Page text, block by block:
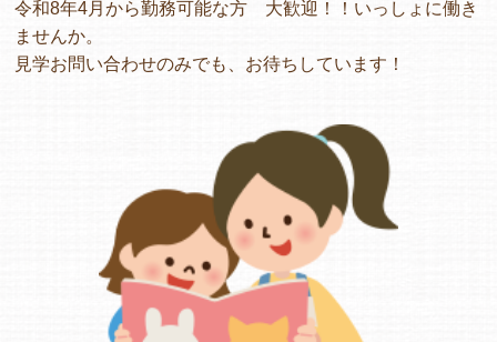
令和8年4月から勤務可能な方 大歓迎！！いっしょに働き
ませんか。
見学お問い合わせのみでも、お待ちしています！